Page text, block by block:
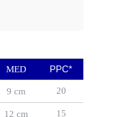
MED PPC*
9 cm 20
12 cm 15